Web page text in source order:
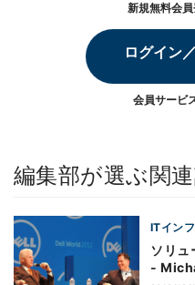
新規無料会
ログイン
会員サービ
編集部が選ぶ関
ITイン
ソリ
-